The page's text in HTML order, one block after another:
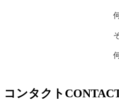
コンタクト